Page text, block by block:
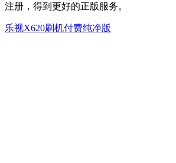
注册，得到更好的正版服务。
乐视X620刷机付费纯净版